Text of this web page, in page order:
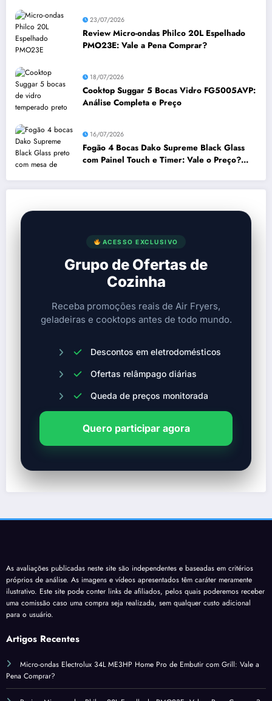
23/07/2026
Review Micro-ondas Philco 20L Espelhado
PMO23E: Vale a Pena Comprar?
18/07/2026
Cooktop Suggar 5 Bocas Vidro FG5005AVP:
Análise Completa e Preço
16/07/2026
Fogão 4 Bocas Dako Supreme Black Glass
com Painel Touch e Timer: Vale o Preço?
ACESSO EXCLUSIVO
Grupo de Ofertas de
Cozinha
Receba promoções reais de Air Fryers,
geladeiras e cooktops antes de todo mundo.
Descontos em eletrodomésticos
Ofertas relâmpago diárias
Queda de preços monitorada
Quero participar agora
As avaliações publicadas neste site são independentes e baseadas em critérios
próprios de análise. As imagens e vídeos apresentados têm caráter meramente
ilustrativo. Este site pode conter links de afiliados, pelos quais poderemos receber
uma comissão caso uma compra seja realizada, sem qualquer custo adicional
para o usuário.
Artigos Recentes
Micro-ondas Electrolux 34L ME3HP Home Pro de Embutir com Grill: Vale a
Pena Comprar?